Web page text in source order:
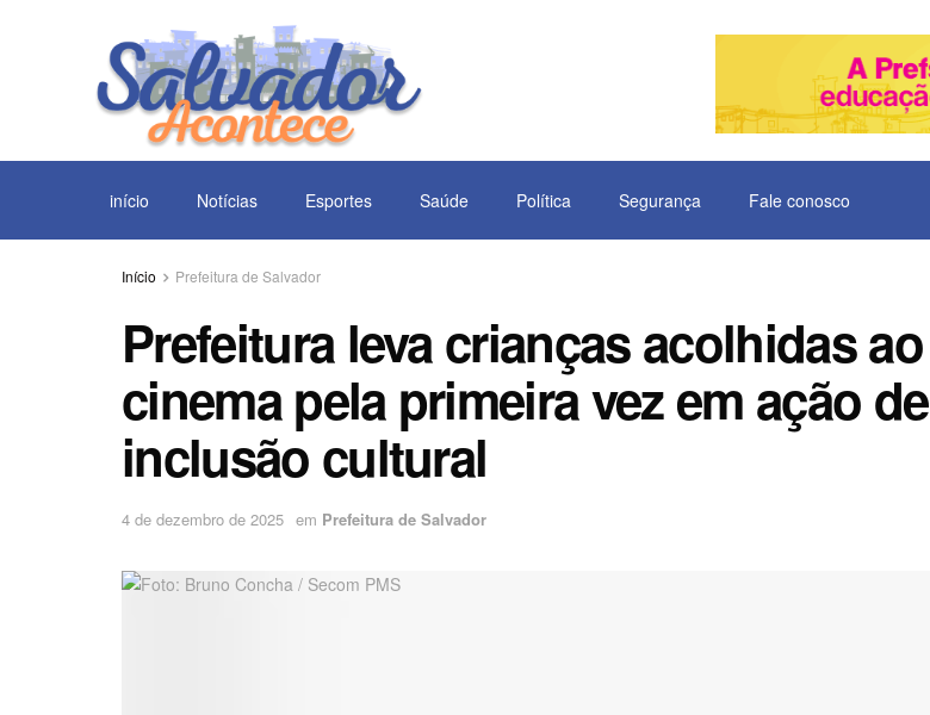
início Notícias Esportes Saúde Política Segurança Fale conosco
Início Prefeitura de Salvador
Prefeitura leva crianças acolhidas ao
cinema pela primeira vez em ação de
inclusão cultural
4 de dezembro de 2025 em Prefeitura de Salvador